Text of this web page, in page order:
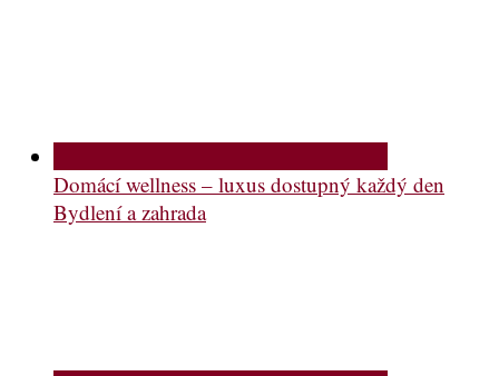
Domácí wellness – luxus dostupný každý den
Bydlení a zahrada